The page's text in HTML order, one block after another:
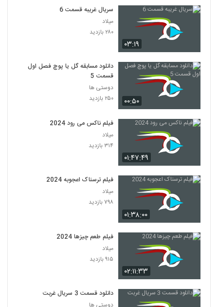
۰۳:۱۹
سریال غریبه قسمت 6
میلاد
۲۸۰ بازدید
۰۰:۵۰
دانلود مسابقه گل یا پوچ فصل اول
قسمت 5
دوستی ها
۲۵۰ بازدید
۰۱:۴۷:۴۹
فیلم ناکس می رود 2024
میلاد
۳۱۴ بازدید
۰۱:۳۸:۰۰
فیلم ترسناک اعجوبه 2024
میلاد
۷۹۸ بازدید
۰۲:۱۱:۳۳
فیلم طعم چیزها 2024
میلاد
۹۱۵ بازدید
دانلود قسمت 3 سریال غربت